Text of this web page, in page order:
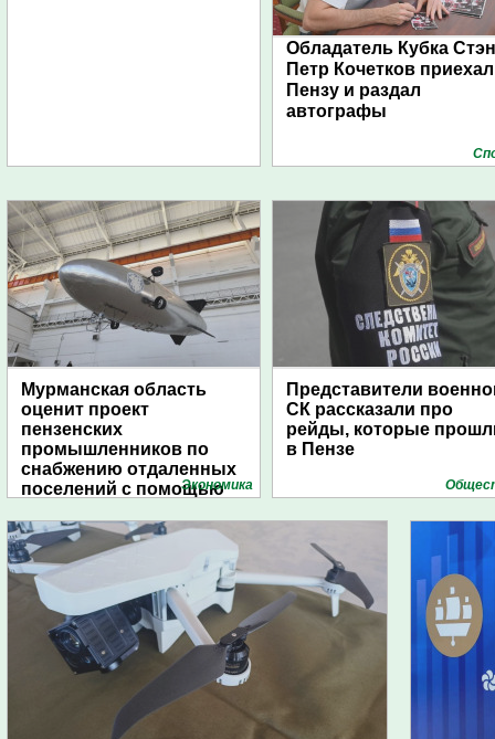
Обладатель Кубка
Петр Кочетков
Пензу и раздал
автографы
Мурманская область
оценит проект
пензенских
промышленников по
снабжению отдаленных
поселений с помощью
Экономика
Представители
СК рассказали про
рейды, которые
в Пензе